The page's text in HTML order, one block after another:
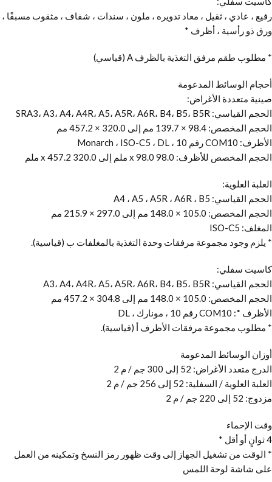
رفيع ، عادي ، ثقيل ، معاد تدويره ، ملون ، سندات ، شفاف ، مثقوب مسبقًا ،
ورق ذو رأسية ، أظرف *
* مطلوب طقم مرفق التغذية بالظرف A (قياسي)
أحجام الوسائط المدعومة
صينية متعددة الأغراض:
الحجم القياسي: SRA3، A3، A4، A4R، A5، A5R، A6R، B4، B5، B5R
الحجم المخصص: 98.4 × 139.7 مم إلى 320.0 × 457.2 مم
الأظرف: COM10 رقم 10 ، Monarch ، ISO-C5 ، DL
الحجم المخصص للأظرف: 98.0 x 98.0 ملم إلى 320.0 x 457.2 ملم
العلبة العلوية:
الحجم القياسي: A4 ، A5 ، A5R ، A6R ، B5
الحجم المخصص: 105.0 × 148.0 مم إلى 297.0 × 215.9 مم
المغلف: ISO-C5
* يلزم وجود مجموعة مرفقات وحدة التغذية بالمغلفات ب (قياسية).
كاسيت سفلي:
الحجم القياسي: A3، A4، A4R، A5، A5R، A6R، B4، B5، B5R
الحجم المخصص: 105.0 × 148.0 مم إلى 304.8 × 457.2 مم
الأظرف *: COM10 رقم 10 ، مونارك ، DL
* مطلوب مجموعة مرفقات الأظرف أ (قياسية).
أوزان الوسائط المدعومة
الدرج متعدد الأغراض: 52 إلى 300 جم / م 2
العلبة العلوية / السفلية: 52 إلى 256 جم / م 2
مزدوج: 52 إلى 220 جم / م 2
وقت الإحماء
4 ثوانٍ أو أقل *
* الوقت من تشغيل الجهاز إلى وقت ظهور رمز النسخ وتمكينه من العمل
على شاشة لوحة اللمس